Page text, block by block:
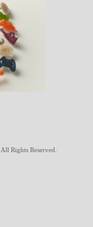
. All Rights Reserved.